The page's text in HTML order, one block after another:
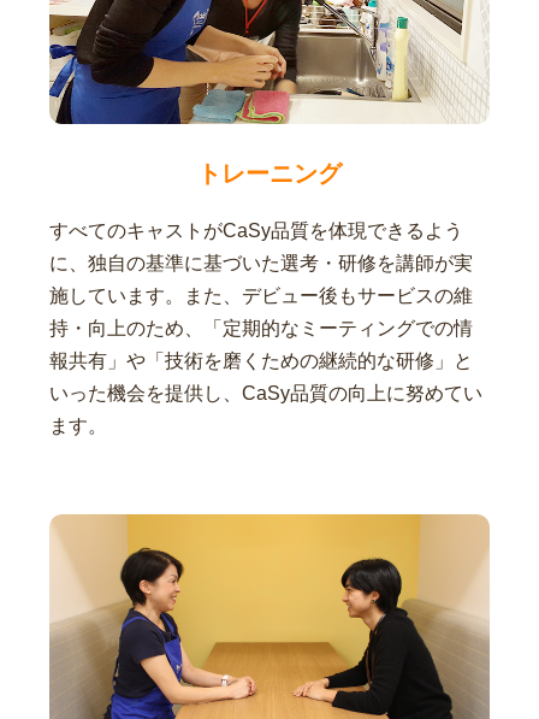
トレーニング
すべてのキャストがCaSy品質を体現できるよう
に、独自の基準に基づいた選考・研修を講師が実
施しています。また、デビュー後もサービスの維
持・向上のため、「定期的なミーティングでの情
報共有」や「技術を磨くための継続的な研修」と
いった機会を提供し、CaSy品質の向上に努めてい
ます。